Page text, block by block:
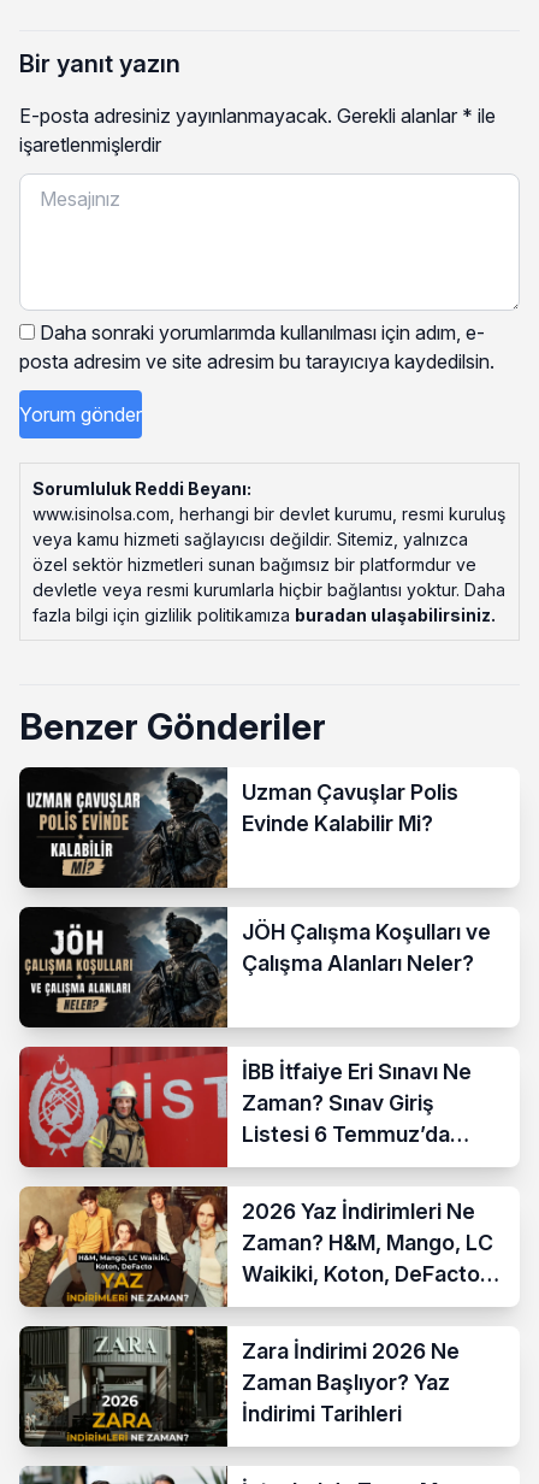
Bir yanıt yazın
E-posta adresiniz yayınlanmayacak. Gerekli alanlar * ile
işaretlenmişlerdir
Daha sonraki yorumlarımda kullanılması için adım, e-
posta adresim ve site adresim bu tarayıcıya kaydedilsin.
Sorumluluk Reddi Beyanı:
www.isinolsa.com, herhangi bir devlet kurumu, resmi kuruluş
veya kamu hizmeti sağlayıcısı değildir. Sitemiz, yalnızca
özel sektör hizmetleri sunan bağımsız bir platformdur ve
devletle veya resmi kurumlarla hiçbir bağlantısı yoktur. Daha
fazla bilgi için gizlilik politikamıza buradan ulaşabilirsiniz.
Benzer Gönderiler
Uzman Çavuşlar Polis
Evinde Kalabilir Mi?
JÖH Çalışma Koşulları ve
Çalışma Alanları Neler?
İBB İtfaiye Eri Sınavı Ne
Zaman? Sınav Giriş
Listesi 6 Temmuz’da
Açıklanıyor
2026 Yaz İndirimleri Ne
Zaman? H&M, Mango, LC
Waikiki, Koton, DeFacto
İndirim Tarihleri
Zara İndirimi 2026 Ne
Zaman Başlıyor? Yaz
İndirimi Tarihleri